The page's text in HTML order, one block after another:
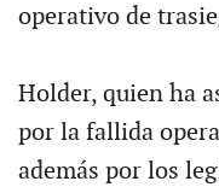
operativo de
Holder, quien ha
por la fallida
además por los